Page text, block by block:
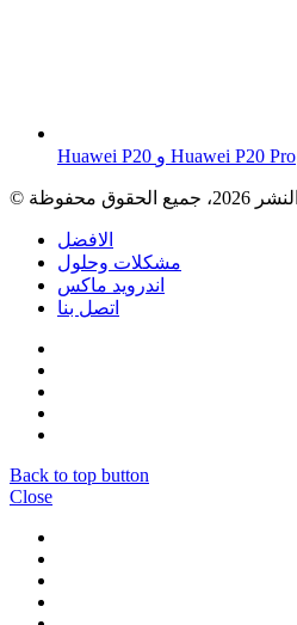
Huawei P20 و Huawei P20 Pro
الافضل
مشكلات وحلول
اندرويد ماكس
اتصل بنا
Back to top button
Close